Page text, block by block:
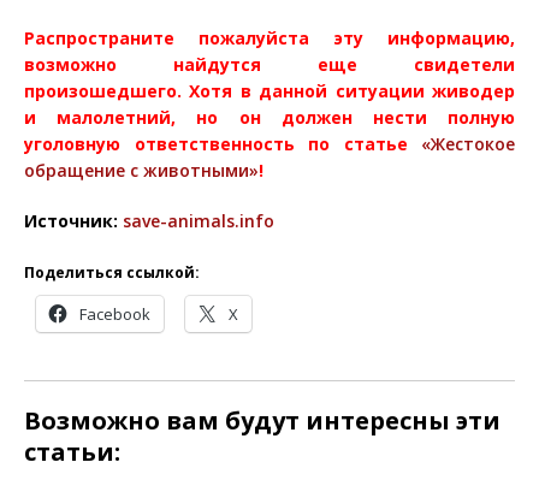
Распространите пожалуйста эту информацию,
возможно найдутся еще свидетели
произошедшего. Хотя в данной ситуации живодер
и малолетний, но он должен нести полную
уголовную ответственность по статье «Жестокое
обращение с животными»!
Источник: save-animals.info
Поделиться ссылкой:
Facebook X
Возможно вам будут интересны эти
статьи: